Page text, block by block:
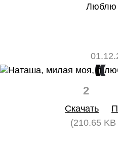
Люблю
2
Скачать
(210.65